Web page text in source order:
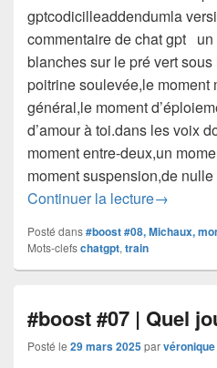
gptcodicilleaddendumla
commentaire de chat gpt
blanches sur le pré vert
poitrine soulevée,le moment
général,le moment
d’amour à toi.dans les voix
moment entre-deux,un
moment suspension,de nulle
Continuer la lecture#boost
→
Posté dans#boost #08, Michaux,
Mots-clefschatgpt, train
#boost #07 | Quel
Posté le 29 mars 2025par